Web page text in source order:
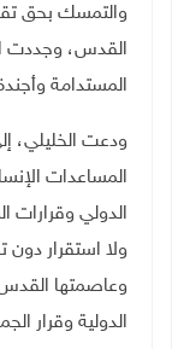
والتمسك بحق
القدس، وجددت
المستدامة
ودعت الخليلي،
المساعدات
الدولي وقرارات
ولا استقرار دون
وعاصمتها
الدولية وقرار